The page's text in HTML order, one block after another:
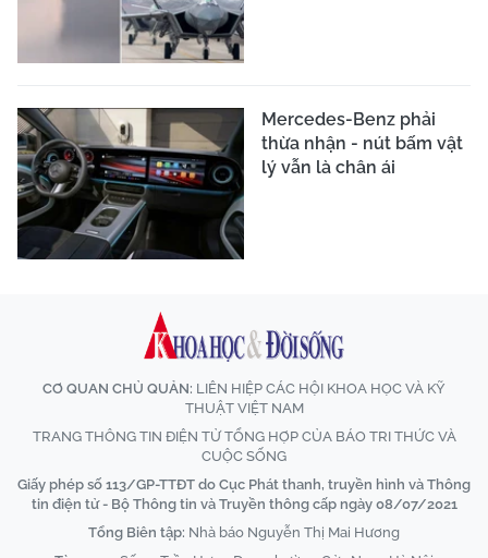
Mercedes-Benz phải
thừa nhận - nút bấm vật
lý vẫn là chân ái
CƠ QUAN CHỦ QUẢN: LIÊN HIỆP CÁC HỘI KHOA HỌC VÀ KỸ
THUẬT VIỆT NAM
TRANG THÔNG TIN ĐIỆN TỬ TỔNG HỢP CỦA BÁO TRI THỨC VÀ
CUỘC SỐNG
Giấy phép số 113/GP-TTĐT do Cục Phát thanh, truyền hình và Thông
tin điện tử - Bộ Thông tin và Truyền thông cấp ngày 08/07/2021
Tổng Biên tập: Nhà báo Nguyễn Thị Mai Hương